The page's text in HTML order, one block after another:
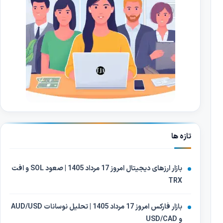
تازه ها
بازار ارزهای دیجیتال امروز 17 مرداد 1405 | صعود SOL و افت
TRX
بازار فارکس امروز 17 مرداد 1405 | تحلیل نوسانات AUD/USD
و USD/CAD